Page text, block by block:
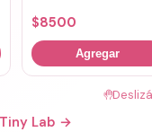
$8500
Agregar
🤚
Lab →